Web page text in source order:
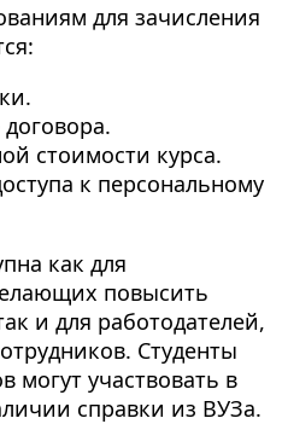
для зачисления
стоимости курса.
к персональному
как для
повысить
и для работодателей,
Студенты
могут участвовать в
справки из ВУЗа.